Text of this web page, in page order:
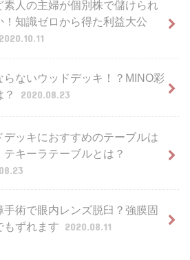
素人の主婦が個別株で儲けられ
！知識ゼロから得た利益大公
2020.10.11
らないウッドデッキ！？MINO彩
？
2020.08.23
デッキにおすすめのテーブルは
テキーラテーブルとは？
手術で眼内レンズ脱臼？強膜固
もずれます 2020.08.11